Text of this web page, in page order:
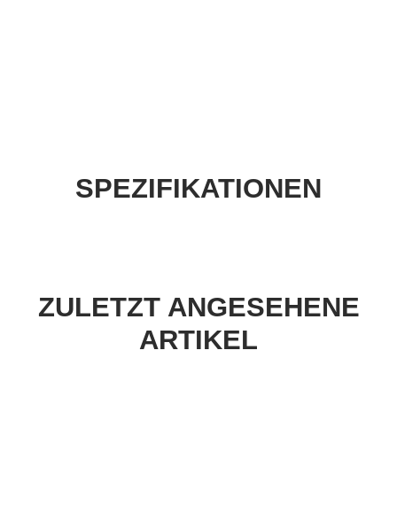
SPEZIFIKATIONEN
ZULETZT ANGESEHENE
ARTIKEL